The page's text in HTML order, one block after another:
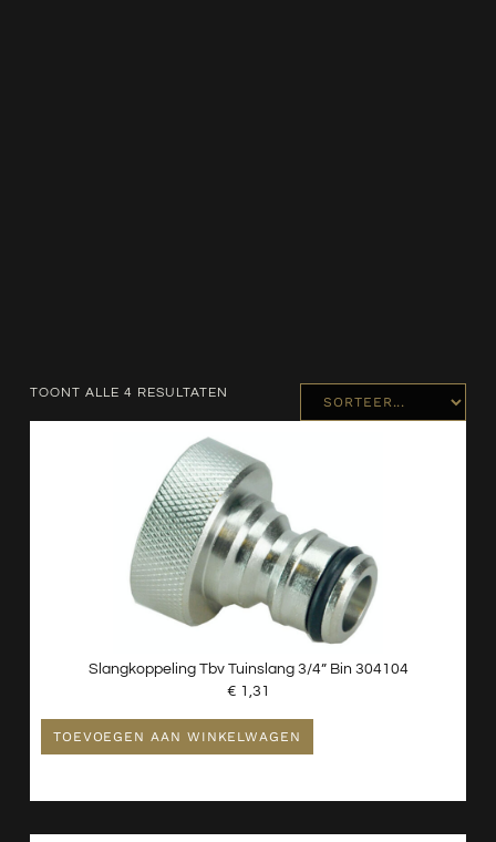
TOONT ALLE 4 RESULTATEN
Slangkoppeling Tbv Tuinslang 3/4” Bin 304104
€ 1,31
TOEVOEGEN AAN WINKELWAGEN